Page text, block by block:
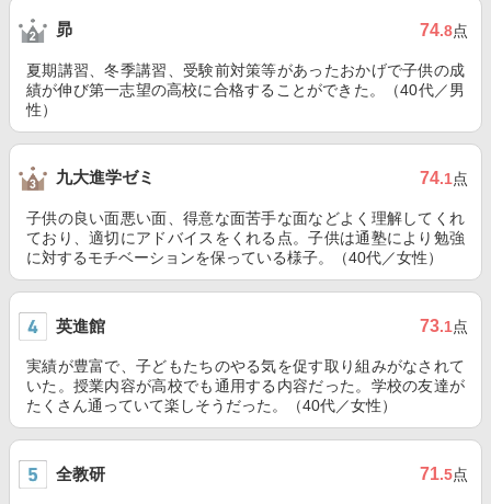
昴 74.8点
夏期講習、冬季講習、受験前対策等があったおかげで子供の成
績が伸び第一志望の高校に合格することができた。（40代／男
性）
九大進学ゼミ 74.1点
子供の良い面悪い面、得意な面苦手な面などよく理解してくれ
ており、適切にアドバイスをくれる点。子供は通塾により勉強
に対するモチベーションを保っている様子。（40代／女性）
英進館 73.1点
実績が豊富で、子どもたちのやる気を促す取り組みがなされて
いた。授業内容が高校でも通用する内容だった。学校の友達が
たくさん通っていて楽しそうだった。（40代／女性）
全教研 71.5点